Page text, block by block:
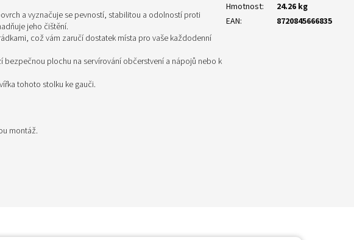
a vyznačuje se pevností, stabilitou a odolností proti
jeho čištění.
což vám zaručí dostatek místa pro vaše každodenní
plochu na servírování občerstvení a nápojů nebo k
tohoto stolku ke gauči.
montáž.
Hmotnost:
24.26 kg
EAN: 8720845666835